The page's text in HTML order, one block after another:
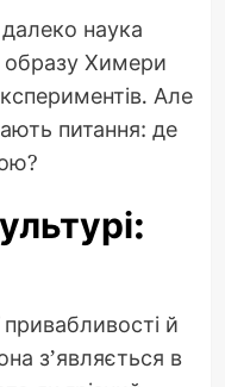
далеко наука
образу Химери
Але
питання: де
й
з’являється в